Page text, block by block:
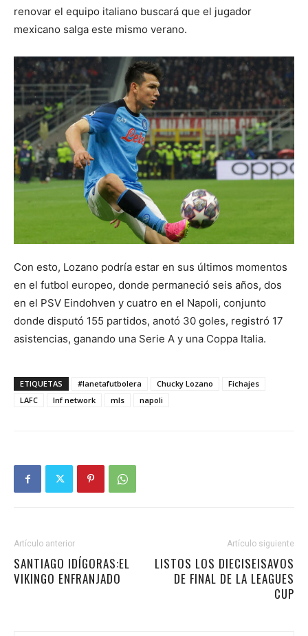
renovar el equipo italiano buscará que el jugador
mexicano salga este mismo verano.
Con esto, Lozano podría estar en sus últimos momentos
en el futbol europeo, donde permaneció seis años, dos
en el PSV Eindohven y cuatro en el Napoli, conjunto
donde disputó 155 partidos, anotó 30 goles, registró 17
asistencias, ganando una Serie A y una Coppa Italia.
ETIQUETAS #lanetafutbolera Chucky Lozano
Fichajes
LAFC
lnf network mls napoli
Artículo anterior
SANTIAGO IDÍGORAS:EL
VIKINGO ENFRANJADO
Artículo siguiente
LISTOS LOS DIECISEISAVOS
DE FINAL DE LA LEAGUES
CUP